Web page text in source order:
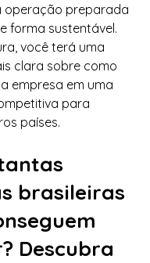
operação preparada
forma sustentável.
você terá uma
clara sobre como
empresa em uma
para
países.
brasileiras
Descubra